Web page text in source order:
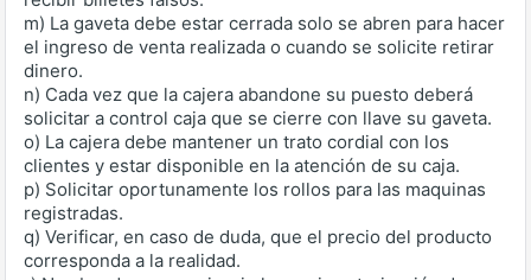
m) La gaveta debe estar cerrada solo se abren para hacer
el ingreso de venta realizada o cuando se solicite retirar
dinero.
n) Cada vez que la cajera abandone su puesto deberá
solicitar a control caja que se cierre con llave su gaveta.
o) La cajera debe mantener un trato cordial con los
clientes y estar disponible en la atención de su caja.
p) Solicitar oportunamente los rollos para las maquinas
registradas.
q) Verificar, en caso de duda, que el precio del producto
corresponda a la realidad.